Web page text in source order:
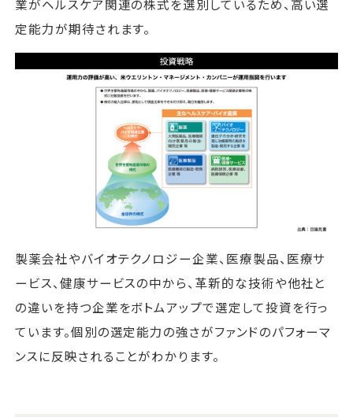
業がヘルスケア関連の株式を選別しているため、高い選
定能力が期待されます。
製薬会社やバイオテクノロジー企業、医療製品、医療サ
ービス、健康サービスの中から、革新的な技術や他社と
の違いを持つ企業をボトムアップで選定して投資を行っ
ています。個別の選定能力の強さがファンドのパフォーマ
ンスに反映されることがわかります。